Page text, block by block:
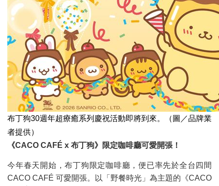
布丁狗30週年超療癒系列慶祝活動即將到來。（圖／品牌業
者提供）
《CACO CAFÉ x 布丁狗》限定咖啡廳可愛開張！
今年春天開始，布丁狗限定咖啡廳，便已率先於全台四間
CACO CAFÉ 可愛開張。以「野餐時光」為主題的《CACO